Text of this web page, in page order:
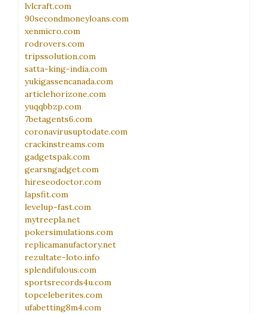
lvlcraft.com
90secondmoneyloans.com
xenmicro.com
rodrovers.com
tripssolution.com
satta-king-india.com
yukigassencanada.com
articlehorizone.com
yuqqbbzp.com
7betagents6.com
coronavirusuptodate.com
crackinstreams.com
gadgetspak.com
gearsngadget.com
hireseodoctor.com
lapsfit.com
levelup-fast.com
mytreepla.net
pokersimulations.com
replicamanufactory.net
rezultate-loto.info
splendifulous.com
sportsrecords4u.com
topceleberites.com
ufabetting8m4.com